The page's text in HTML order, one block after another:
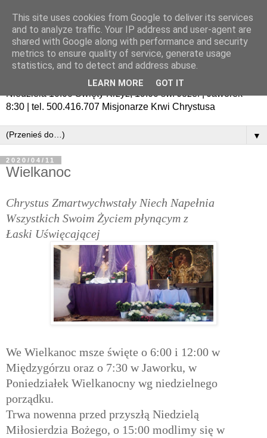
Niedziela 10:00 Święty Krzyż, 19:00 św. Józef | Jaworek
8:30 | tel. 500.416.707 Misjonarze Krwi Chrystusa
▼
2020/04/11
Wielkanoc
Chrystus Zmartwychwstały Niech Napełnia
Wszystkich Swoim Życiem płynącym z
Łaski Uświęcającej
We Wielkanoc msze święte o 6:00 i 12:00 w
Międzygórzu oraz o 7:30 w Jaworku, w
Poniedziałek Wielkanocny wg niedzielnego
porządku.
Trwa nowenna przed przyszłą Niedzielą
Miłosierdzia Bożego, o 15:00 modlimy się w
This site uses cookies from Google to deliver its services
and to analyze traffic. Your IP address and user-agent are
shared with Google along with performance and security
metrics to ensure quality of service, generate usage
statistics, and to detect and address abuse.
LEARN MORE GOT IT